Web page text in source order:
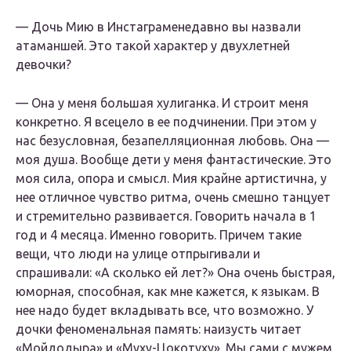
— Дочь Мию в Инстаграменедавно вы назвали
атаманшей. Это такой характер у двухлетней
девочки?
— Она у меня большая хулиганка. И строит меня
конкретно. Я всецело в ее подчинении. При этом у
нас безусловная, безапелляционная любовь. Она —
моя душа. Вообще дети у меня фантастические. Это
моя сила, опора и смысл. Мия крайне артистична, у
нее отличное чувство ритма, очень смешно танцует
и стремительно развивается. Говорить начала в 1
год и 4 месяца. Именно говорить. Причем такие
вещи, что люди на улице отпрыгивали и
спрашивали: «А сколько ей лет?» Она очень быстрая,
юморная, способная, как мне кажется, к языкам. В
нее надо будет вкладывать все, что возможно. У
дочки феноменальная память: наизусть читает